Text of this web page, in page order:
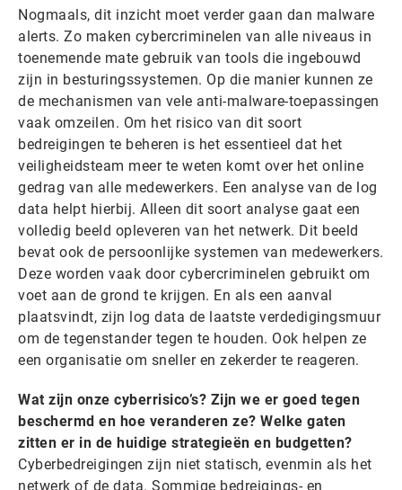
Nogmaals, dit inzicht moet verder gaan dan malware
alerts. Zo maken cybercriminelen van alle niveaus in
toenemende mate gebruik van tools die ingebouwd
zijn in besturingssystemen. Op die manier kunnen ze
de mechanismen van vele anti-malware-toepassingen
vaak omzeilen. Om het risico van dit soort
bedreigingen te beheren is het essentieel dat het
veiligheidsteam meer te weten komt over het online
gedrag van alle medewerkers. Een analyse van de log
data helpt hierbij. Alleen dit soort analyse gaat een
volledig beeld opleveren van het netwerk. Dit beeld
bevat ook de persoonlijke systemen van medewerkers.
Deze worden vaak door cybercriminelen gebruikt om
voet aan de grond te krijgen. En als een aanval
plaatsvindt, zijn log data de laatste verdedigingsmuur
om de tegenstander tegen te houden. Ook helpen ze
een organisatie om sneller en zekerder te reageren.
Wat zijn onze cyberrisico’s? Zijn we er goed tegen
beschermd en hoe veranderen ze? Welke gaten
zitten er in de huidige strategieën en budgetten?
Cyberbedreigingen zijn niet statisch, evenmin als het
netwerk of de data. Sommige bedreigings- en